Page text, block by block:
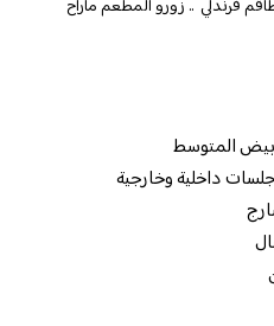
فرندلي .. زورو المطعم ماراح
المتوسط
داخلية وخارجية